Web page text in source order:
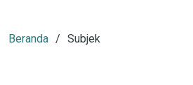
Beranda Subjek